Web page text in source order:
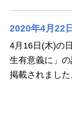
2020年4月22日
4月16日(木)の
生有意義に」
掲載されました